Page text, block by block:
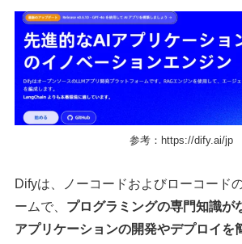
参考： https://dify.ai/jp
Difyは、ノーコードおよびローコード
ームで、 プログラミングの専門知識が
アプリケーションの開発やデプロイを